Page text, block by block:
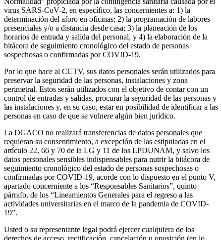
virus SARS-CoV-2, en específico, las concernientes a: 1) la
determinación del aforo en oficinas; 2) la programación de labores
presenciales y/o a distancia desde casa; 3) la planeación de los
horarios de entrada y salida del personal, y 4) la elaboración de la
bitácora de seguimiento cronológico del estado de personas
sospechosas o confirmadas por COVID-19.
Por lo que hace al CCTV, sus datos personales serán utilizados para
preservar la seguridad de las personas, instalaciones y zona
perimetral. Estos serán utilizados con el objetivo de contar con un
control de entradas y salidas, procurar la seguridad de las personas y
las instalaciones y, en su caso, estar en posibilidad de identificar a las
personas en caso de que se vulnere algún bien jurídico.
La DGACO no realizará transferencias de datos personales que
requieran su consentimiento, a excepción de las estipuladas en el
artículo 22, 66 y 70 de la LG y 11 de los LPDUNAM, y salvo los
datos personales sensibles indispensables para nutrir la bitácora de
seguimiento cronológico del estado de personas sospechosas o
confirmadas por COVID-19, acorde con lo dispuesto en el punto V,
apartado concerniente a los “Responsables Sanitarios”, quinto
párrafo, de los “Lineamientos Generales para el regreso a las
actividades universitarias en el marco de la pandemia de COVID-
19”.
Usted o su representante legal podrá ejercer cualquiera de los